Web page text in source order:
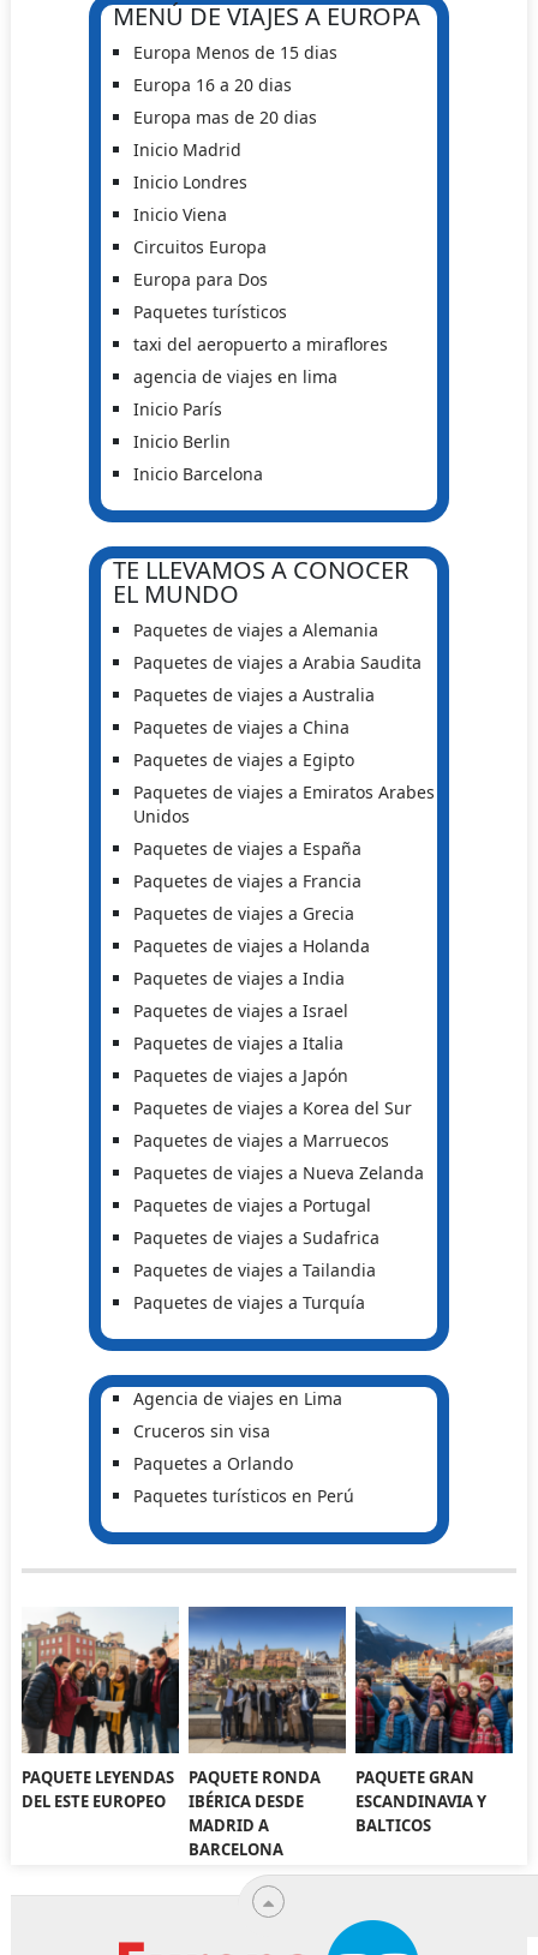
MENÚ DE VIAJES A EUROPA
Europa Menos de 15 dias
Europa 16 a 20 dias
Europa mas de 20 dias
Inicio Madrid
Inicio Londres
Inicio Viena
Circuitos Europa
Europa para Dos
Paquetes turísticos
taxi del aeropuerto a miraflores
agencia de viajes en lima
Inicio París
Inicio Berlin
Inicio Barcelona
TE LLEVAMOS A CONOCER
EL MUNDO
Paquetes de viajes a Alemania
Paquetes de viajes a Arabia Saudita
Paquetes de viajes a Australia
Paquetes de viajes a China
Paquetes de viajes a Egipto
Paquetes de viajes a Emiratos Arabes
Unidos
Paquetes de viajes a España
Paquetes de viajes a Francia
Paquetes de viajes a Grecia
Paquetes de viajes a Holanda
Paquetes de viajes a India
Paquetes de viajes a Israel
Paquetes de viajes a Italia
Paquetes de viajes a Japón
Paquetes de viajes a Korea del Sur
Paquetes de viajes a Marruecos
Paquetes de viajes a Nueva Zelanda
Paquetes de viajes a Portugal
Paquetes de viajes a Sudafrica
Paquetes de viajes a Tailandia
Paquetes de viajes a Turquía
Agencia de viajes en Lima
Cruceros sin visa
Paquetes a Orlando
Paquetes turísticos en Perú
PAQUETE LEYENDAS
DEL ESTE EUROPEO
PAQUETE RONDA
IBÉRICA DESDE
MADRID A
BARCELONA
PAQUETE GRAN
ESCANDINAVIA Y
BALTICOS